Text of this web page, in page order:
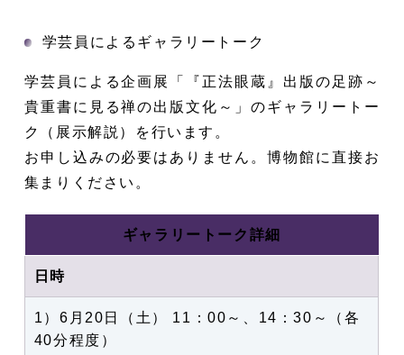
学芸員によるギャラリートーク
学芸員による企画展「『正法眼蔵』出版の足跡～
貴重書に見る禅の出版文化～」のギャラリートー
ク（展示解説）を行います。
お申し込みの必要はありません。博物館に直接お
集まりください。
ギャラリートーク詳細
日時
1）6月20日（土） 11：00～、14：30～（各
40分程度）